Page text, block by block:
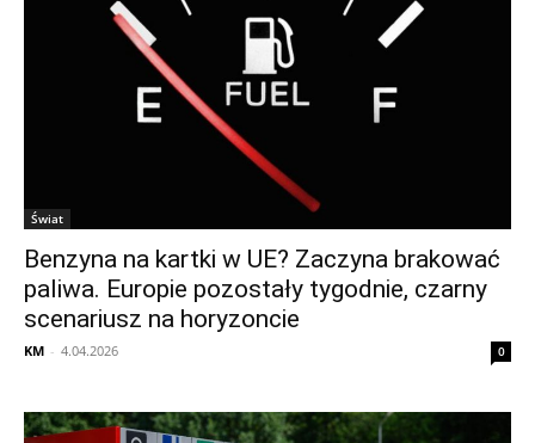
Świat
Benzyna na kartki w UE? Zaczyna brakować
paliwa. Europie pozostały tygodnie, czarny
scenariusz na horyzoncie
KM - 4.04.2026 0